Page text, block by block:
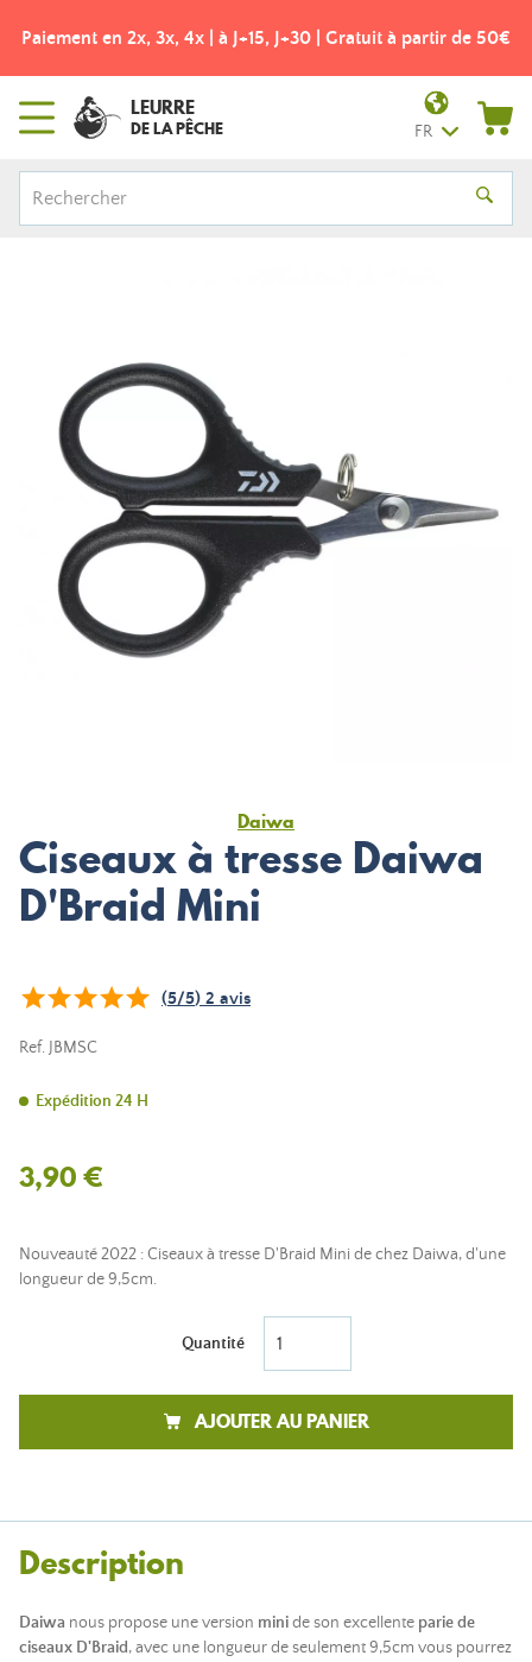
Paiement en 2x, 3x, 4x | à J+15, J+30 | Gratuit à partir de 50€
LEURRE
DE LA PÊCHE FR
Daiwa
Ciseaux à tresse Daiwa
D'Braid Mini
(5/5) 2 avis
Ref. JBMSC
Expédition 24 H
3,90 €
Nouveauté 2022 : Ciseaux à tresse D'Braid Mini de chez Daiwa, d'une
longueur de 9,5cm.
Quantité
AJOUTER AU PANIER
Description
Daiwa nous propose une version minide son excellente parie de
ciseaux D'Braid, avec une longueur de seulement 9,5cm vous pourrez